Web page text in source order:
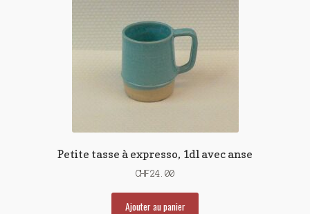
Petite tasse à expresso, 1dl avec anse
CHF24.00
Ajouter au panier